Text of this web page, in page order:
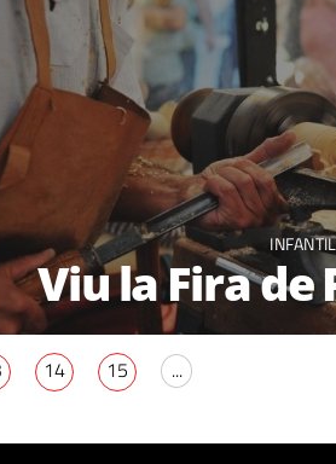
INFANTIL
Viu la Fira
14 15 ...